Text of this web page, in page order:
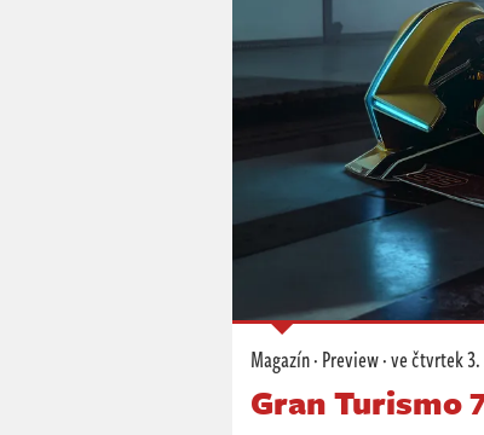
Magazín·Preview·ve čtvrtek
Gran Turismo